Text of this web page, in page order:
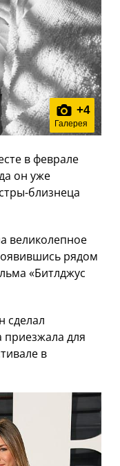
+4
Галерея
в феврале
он уже
близнеца
великолепное
рядом
«Битлджус
сделал
приезжала для
в